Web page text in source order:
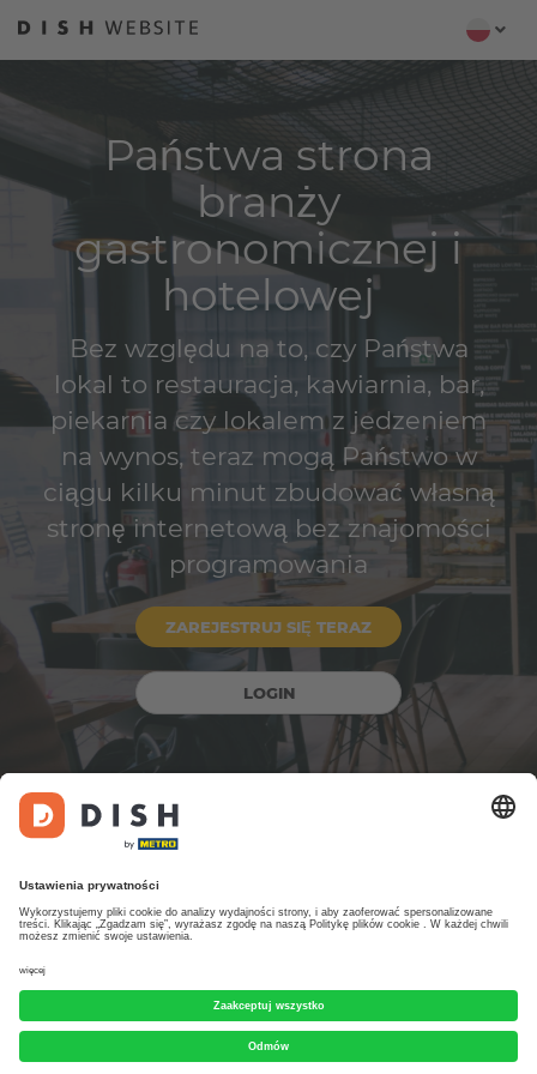
Państwa strona
branży
gastronomicznej i
hotelowej
Bez względu na to, czy Państwa
lokal to restauracja, kawiarnia, bar,
piekarnia czy lokalem z jedzeniem
na wynos, teraz mogą Państwo w
ciągu kilku minut zbudować własną
stronę internetową bez znajomości
programowania
ZAREJESTRUJ SIĘ TERAZ
LOGIN
Zaprojektowano przez DISH Digital Solutions GmbH. Wszelkie prawa
zastrzeżone.
Informacje o firmie FAQ Warunki korzystania